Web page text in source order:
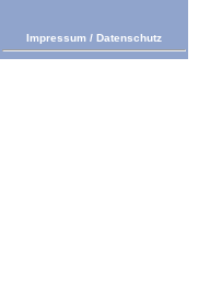
Impressum / Datenschutz